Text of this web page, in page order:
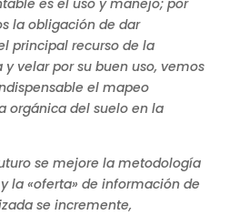
es el uso y manejo; por
la obligación de dar
principal recurso de la
velar por su buen uso, vemos
el mapeo
orgánica del suelo en la
se mejore la metodología
la «oferta» de información de
se incremente,